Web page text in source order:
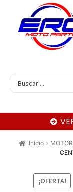
Inicio MOTOR
¡OFERTA!